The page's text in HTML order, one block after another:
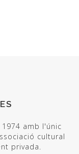
amb l'únic
cultural
privada.